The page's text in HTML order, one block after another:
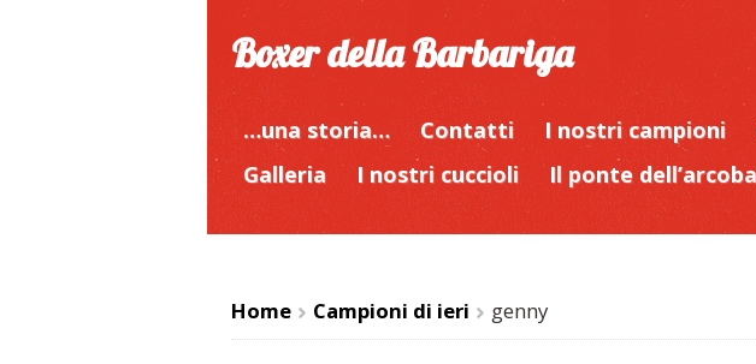
Boxer della Barbariga
…una storia… Contatti I nostri campioni
Galleria
I nostri cuccioli Il ponte
Home
>
Campioni di ieri
>
genny